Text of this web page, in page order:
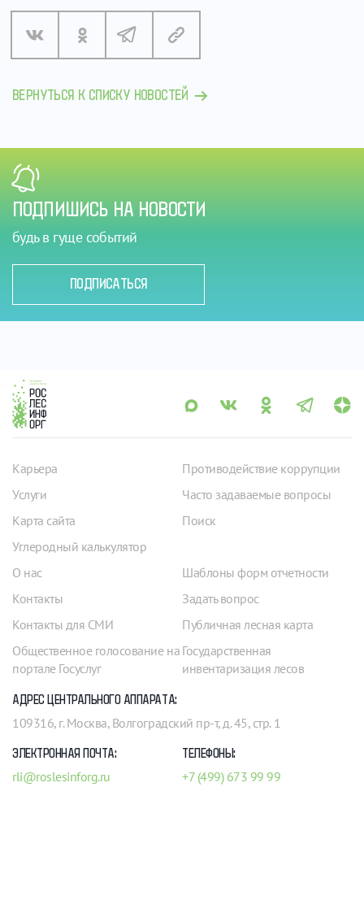
ВЕРНУТЬСЯ К СПИСКУ НОВОСТЕЙ
ПОДПИШИСЬ НА НОВОСТИ
будь в гуще событий
ПОДПИСАТЬСЯ
Карьера
Услуги
Карта сайта
Углеродный калькулятор
Противодействие коррупции
Часто задаваемые вопросы
Поиск
О нас
Контакты
Контакты для СМИ
Общественное голосование на
портале Госуслуг
Шаблоны форм отчетности
Задать вопрос
Публичная лесная карта
Государственная
инвентаризация лесов
АДРЕС ЦЕНТРАЛЬНОГО АППАРАТА:
109316, г. Москва, Волгоградский пр-т, д. 45, стр. 1
ЭЛЕКТРОННАЯ ПОЧТА:
rli@roslesinforg.ru
ТЕЛЕФОНЫ:
+7 (499) 673 99 99